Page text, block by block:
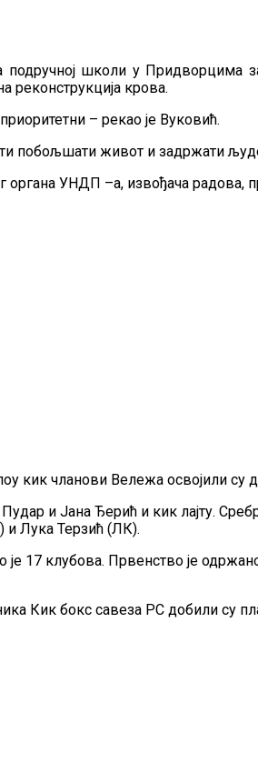
школи у Придворцима
реконструкција крова.
– рекао је Вуковић.
побољшати живот и задржати
органа УНДП –а, извођача
кик чланови Вележа освојили су
и Јана Ђерић и кик лајту.
Лука Терзић (ЛК).
17 клубова. Првенство је
Кик бокс савеза РС добили су